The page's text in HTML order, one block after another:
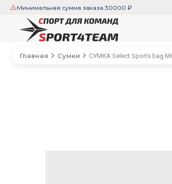
Минимальная сумма заказа 30000 ₽
Главная Сумки СУМКА Select Sports bag